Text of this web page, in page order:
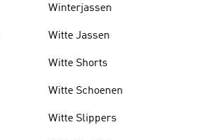
Winterjassen
Witte Jassen
Witte Shorts
Witte Schoenen
Witte Slippers